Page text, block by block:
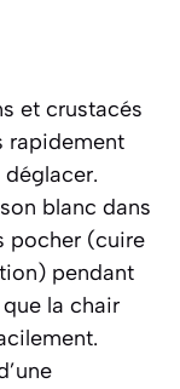
et crustacés
rapidement
blanc dans
pocher (cuire
pendant
la chair